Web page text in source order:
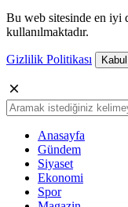
Bu web sitesinde en iyi
kullanılmaktadır.
Gizlilik Politikası Kabul
Anasayfa
Gündem
Siyaset
Ekonomi
Spor